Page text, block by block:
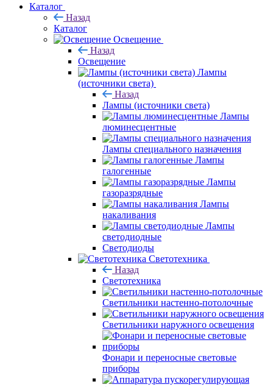
Каталог
Назад
Каталог
Освещение
Назад
Освещение
Лампы
(источники света)
Назад
Лампы (источники света)
Лампы
люминесцентные
Лампы специального назначения
Лампы
галогенные
Лампы
газоразрядные
Лампы
накаливания
Лампы
светодиодные
Светодиоды
Светотехника
Назад
Светотехника
Светильники настенно-потолочные
Светильники наружного освещения
Фонари и переносные световые
приборы